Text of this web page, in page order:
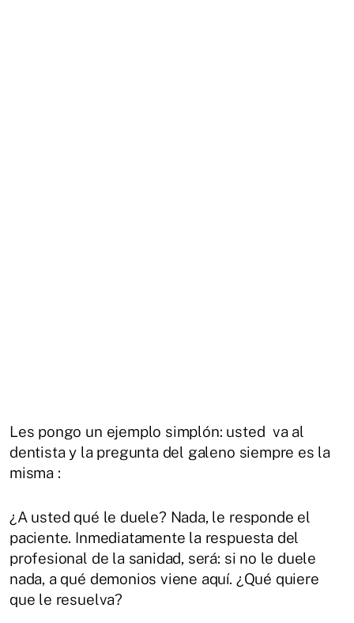
Les pongo un ejemplo simplón: usted va al
dentista y la pregunta del galeno siempre es la
misma :
¿A usted qué le duele? Nada, le responde el
paciente. Inmediatamente la respuesta del
profesional de la sanidad, será: si no le duele
nada, a qué demonios viene aquí. ¿Qué quiere
que le resuelva?